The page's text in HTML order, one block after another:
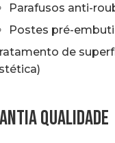
Parafusos anti-
Postes pré-
de
Qualidade